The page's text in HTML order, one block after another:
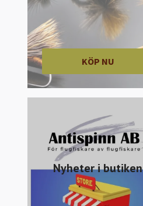
KÖP NU
Nyheter i butiken